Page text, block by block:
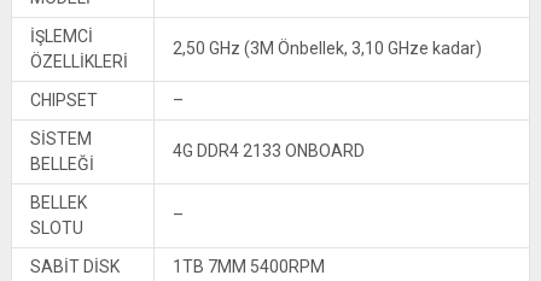
İŞLEMCİ
ÖZELLİKLERİ
2,50 GHz (3M Önbellek, 3,10 GHze kadar)
CHIPSET
–
SİSTEM
BELLEĞİ
4G DDR4 2133 ONBOARD
BELLEK
SLOTU
–
SABİT DİSK
1TB 7MM 5400RPM